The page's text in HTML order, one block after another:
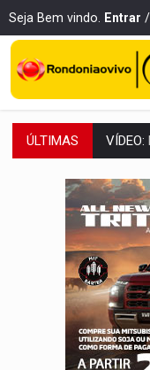
Seja Bem vindo. Entrar /
ÚLTIMAS LAZER:
VÍDEO: